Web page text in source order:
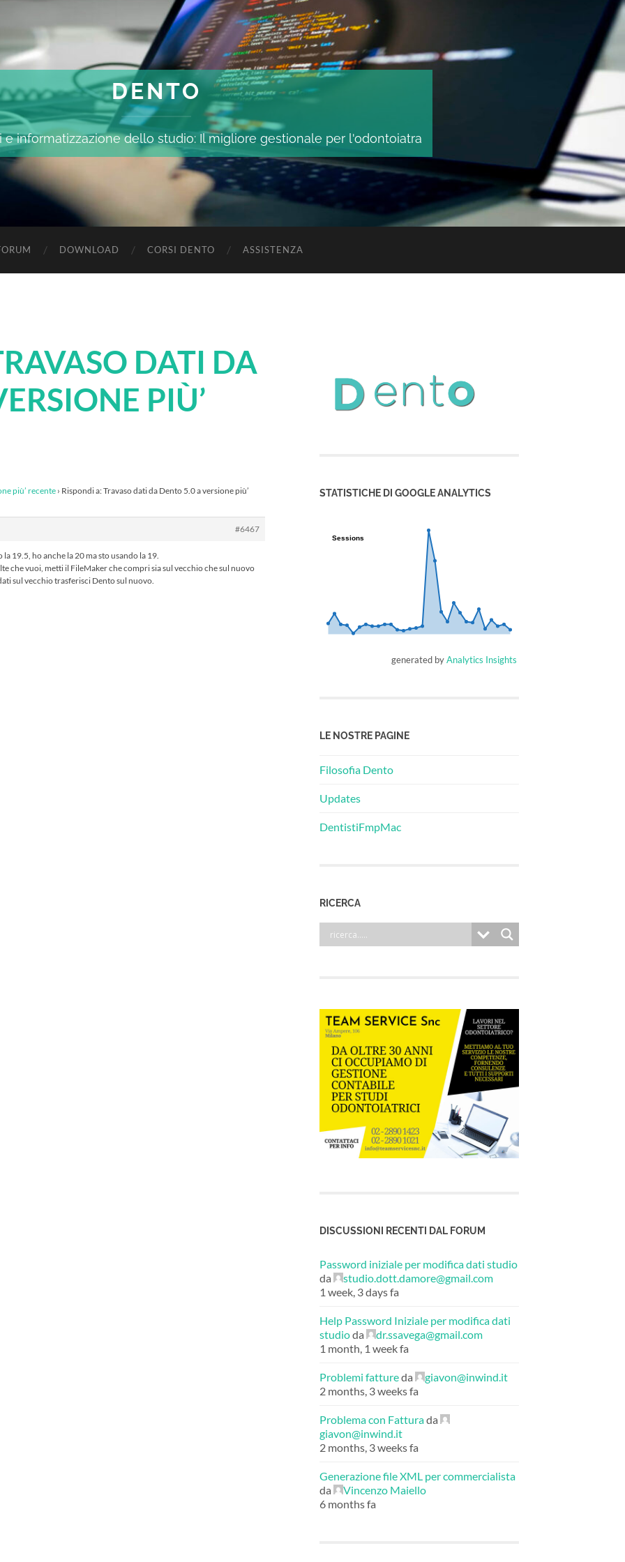
DENTO
e informatizzazione dello studio: Il migliore gestionale per l'odontoiatra
DOWNLOAD CORSI DENTO ASSISTENZA
DATI DA
PIÙ’
più’ recente › Rispondi a: Travaso dati da Dento 5.0 a versione più’
#6467
19.5, ho anche la 20 ma sto usando la 19.
che vuoi, metti il FileMaker che compri sia sul vecchio che sul nuovo
sul vecchio trasferisci Dento sul nuovo.
STATISTICHE DI GOOGLE ANALYTICS
Sessions
Sessions
generated byAnalytics Insights
LE NOSTRE PAGINE
Filosofia Dento
Updates
DentistiFmpMac
RICERCA
DISCUSSIONI RECENTI DAL FORUM
Password iniziale per modifica dati studio
da
studio.dott.damore@gmail.com
1 week, 3 days fa
Help Password Iniziale per modifica dati
studioda
dr.ssavega@gmail.com
1 month, 1 week fa
Problemi fattureda
giavon@inwind.it
2 months, 3 weeks fa
Problema con Fatturada
giavon@inwind.it
2 months, 3 weeks fa
Generazione file XML per commercialista
da
Vincenzo Maiello
6 months fa